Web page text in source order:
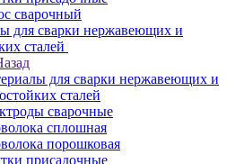
сварочный
для сварки нержавеющих и
сталей
для сварки нержавеющих и
сталей
сварочные
сплошная
порошковая
присадочные